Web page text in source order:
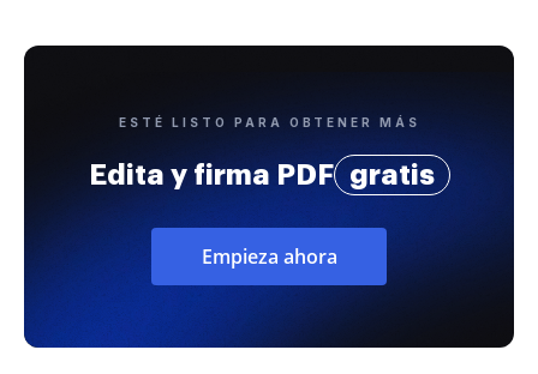
ESTÉ LISTO PARA OBTENER MÁS
Edita y firma PDF gratis
Empieza ahora